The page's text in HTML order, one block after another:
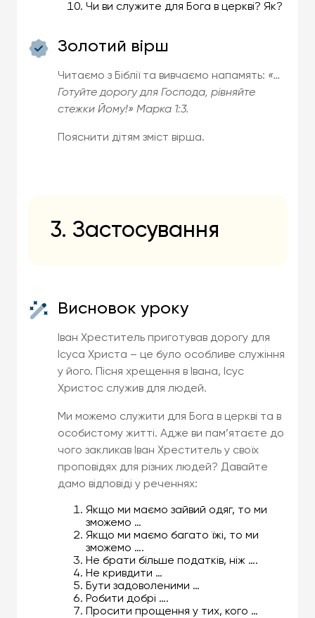
Чи ви служите для Бога в церкві? Як?
Золотий вірш
Читаємо з Біблії та вивчаємо напамять: «…
Готуйте дорогу для Господа, рівняйте
стежки Йому!» Марка 1:3.
Пояснити дітям зміст вірша.
3. Застосування
Висновок уроку
Іван Хреститель приготував дорогу для
Ісуса Христа – це було особливе служіння
у його. Пісня хрещення в Івана, Ісус
Христос служив для людей.
Ми можемо служити для Бога в церкві та в
особистому житті. Адже ви пам’ятаєте до
чого закликав Іван Хреститель у своїх
проповідях для різних людей? Давайте
дамо відповіді у реченнях:
Якщо ми маємо зайвий одяг, то ми
зможемо …
Якщо ми маємо багато їжі, то ми
зможемо ….
Не брати більше податків, ніж ….
Не кривдити …
Бути задоволеними …
Робити добрі ….
Просити прощення у тих, кого …